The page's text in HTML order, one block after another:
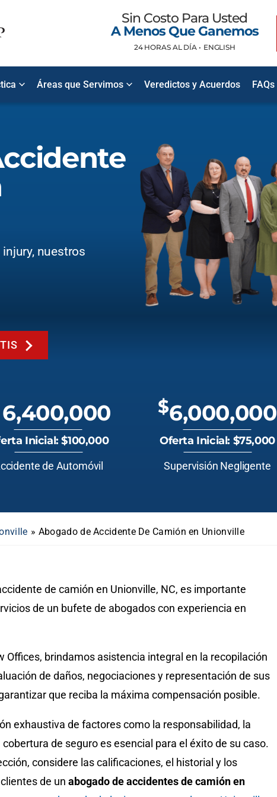
Sin Costo Para Usted
A Menos Que Ganemos
24 HORAS AL DÍA • ENGLISH
Áreas que Servimos Veredictos y Acuerdos FAQs
nuestros
Inicial: $100,000
de Automóvil
$6,000,000
Oferta Inicial: $75,000
Supervisión Negligente
» Abogado de Accidente De Camión en Unionville
de camión en Unionville, NC, es importante
de un bufete de abogados con experiencia en
Offices, brindamos asistencia integral en la recopilación
de daños, negociaciones y representación de sus
que reciba la máxima compensación posible.
exhaustiva de factores como la responsabilidad, la
de seguro es esencial para el éxito de su caso.
considere las calificaciones, el historial y los
de un abogado de accidentes de camión en